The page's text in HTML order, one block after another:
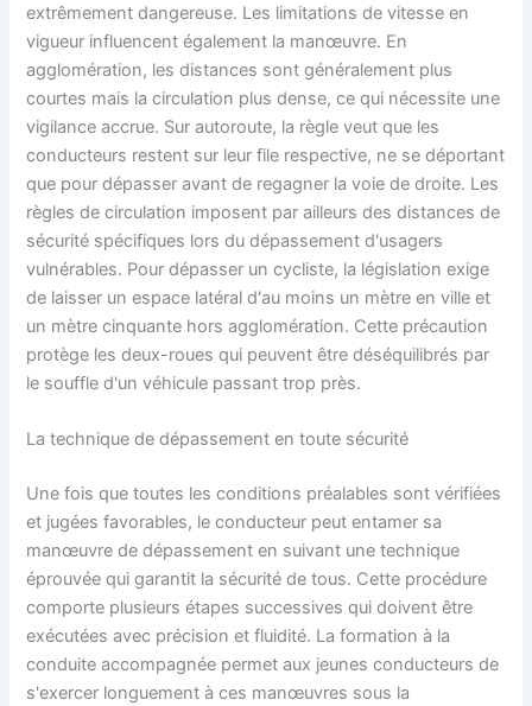
extrêmement dangereuse. Les limitations de vitesse en
vigueur influencent également la manœuvre. En
agglomération, les distances sont généralement plus
courtes mais la circulation plus dense, ce qui nécessite une
vigilance accrue. Sur autoroute, la règle veut que les
conducteurs restent sur leur file respective, ne se déportant
que pour dépasser avant de regagner la voie de droite. Les
règles de circulation imposent par ailleurs des distances de
sécurité spécifiques lors du dépassement d'usagers
vulnérables. Pour dépasser un cycliste, la législation exige
de laisser un espace latéral d'au moins un mètre en ville et
un mètre cinquante hors agglomération. Cette précaution
protège les deux-roues qui peuvent être déséquilibrés par
le souffle d'un véhicule passant trop près.
La technique de dépassement en toute sécurité
Une fois que toutes les conditions préalables sont vérifiées
et jugées favorables, le conducteur peut entamer sa
manœuvre de dépassement en suivant une technique
éprouvée qui garantit la sécurité de tous. Cette procédure
comporte plusieurs étapes successives qui doivent être
exécutées avec précision et fluidité. La formation à la
conduite accompagnée permet aux jeunes conducteurs de
s'exercer longuement à ces manœuvres sous la